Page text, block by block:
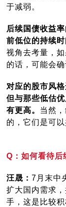
于减弱。
后续国债收益
前低位的持续
视角去考量，
的话，可能会
对应的股市风
但与那些低估
有更高。 当然
的，它们是可以
Q：如何看待后
汪晟： 7月末中
扩大国内需求
手，这是比较